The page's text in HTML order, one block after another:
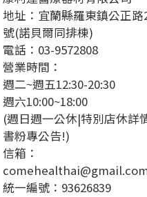
地址：宜蘭縣羅東鎮公正路
號(諾貝爾同排棟)
電話：03-9572808
營業時間：
週二~週五12:30-20:30
週六10:00~18:00
(週日週一公休|特別店休詳
書粉專公告!)
信箱：
統一編號：93626839